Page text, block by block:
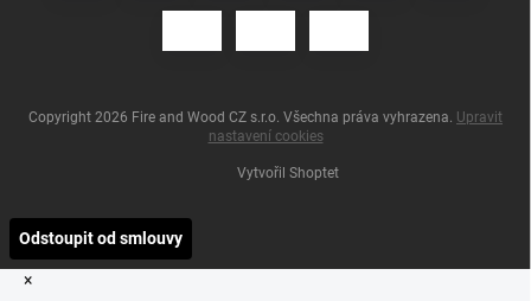
Vytvořil Shoptet
Copyright 2026 Fire and Wood CZ s.r.o. Všechna práva vyhrazena. Upravit
nastavení cookies
Odstoupit od smlouvy
×